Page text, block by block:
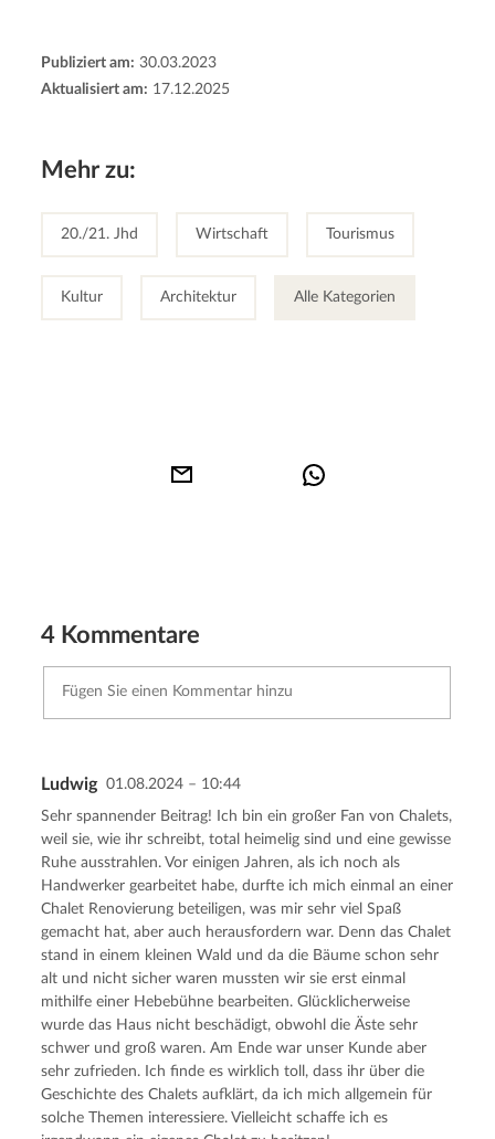
Publiziert am: 30.03.2023
Aktualisiert am: 17.12.2025
Mehr zu:
20./21. Jhd Wirtschaft Tourismus
Kultur Architektur Alle Kategorien
4 Kommentare
Abbrechen Kommentar senden
Ludwig 01.08.2024 – 10:44
Sehr spannender Beitrag! Ich bin ein großer Fan von Chalets,
weil sie, wie ihr schreibt, total heimelig sind und eine gewisse
Ruhe ausstrahlen. Vor einigen Jahren, als ich noch als
Handwerker gearbeitet habe, durfte ich mich einmal an einer
Chalet Renovierung beteiligen, was mir sehr viel Spaß
gemacht hat, aber auch herausfordern war. Denn das Chalet
stand in einem kleinen Wald und da die Bäume schon sehr
alt und nicht sicher waren mussten wir sie erst einmal
mithilfe einer Hebebühne bearbeiten. Glücklicherweise
wurde das Haus nicht beschädigt, obwohl die Äste sehr
schwer und groß waren. Am Ende war unser Kunde aber
sehr zufrieden. Ich finde es wirklich toll, dass ihr über die
Geschichte des Chalets aufklärt, da ich mich allgemein für
solche Themen interessiere. Vielleicht schaffe ich es